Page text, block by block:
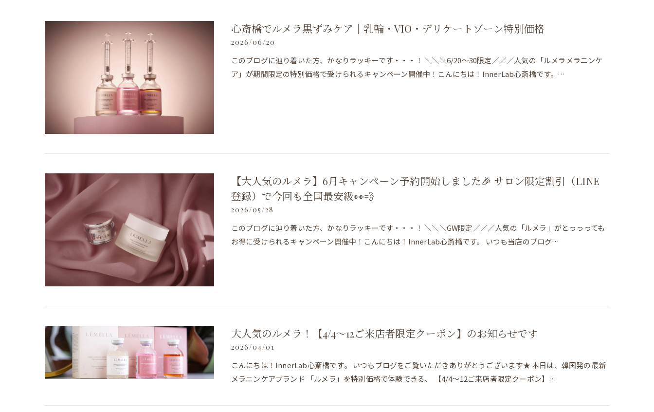
心斎橋でルメラ黒ずみケア｜乳輪・VIO・デリケートゾーン特別価格
2026/06/20
このブログに辿り着いた方、かなりラッキーです・・・！ ＼＼＼6/20～30限定／／／人気の「ルメラメラニンケ
ア」が期間限定の特別価格で受けられるキャンペーン開催中！こんにちは！InnerLab心斎橋です。…
【大人気のルメラ】6月キャンペーン予約開始しました🎉 サロン限定割引（LINE
登録）で今回も全国最安級👀💨
2026/05/28
このブログに辿り着いた方、かなりラッキーです・・・！ ＼＼＼GW限定／／／人気の「ルメラ」がとっっっても
お得に受けられるキャンペーン開催中！こんにちは！InnerLab心斎橋です。 いつも当店のブログ…
大人気のルメラ！【4/4～12ご来店者限定クーポン】のお知らせです
2026/04/01
こんにちは！InnerLab心斎橋です。 いつもブログをご覧いただきありがとうございます★ 本日は、韓国発の最新
メラニンケアブランド 「ルメラ」を特別価格で体験できる、 【4/4～12ご来店者限定クーポン】…